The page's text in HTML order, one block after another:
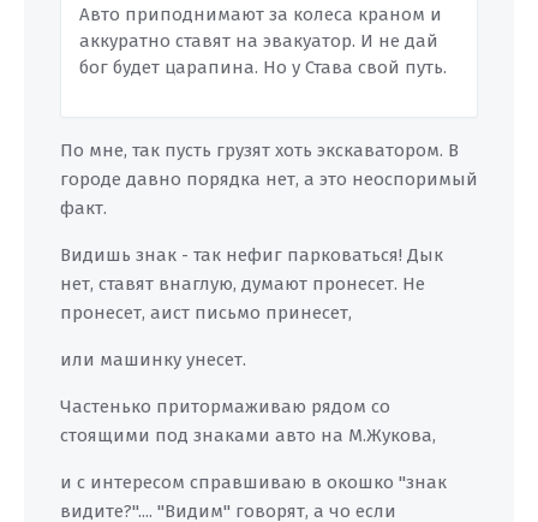
Авто приподнимают за колеса краном и
аккуратно ставят на эвакуатор. И не дай
бог будет царапина. Но у Става свой путь.
По мне, так пусть грузят хоть экскаватором. В
городе давно порядка нет, а это неоспоримый
факт.
Видишь знак - так нефиг парковаться! Дык
нет, ставят внаглую, думают пронесет. Не
пронесет, аист письмо принесет,
или машинку унесет.
Частенько притормаживаю рядом со
стоящими под знаками авто на М.Жукова,
и с интересом справшиваю в окошко "знак
видите?".... "Видим" говорят, а чо если